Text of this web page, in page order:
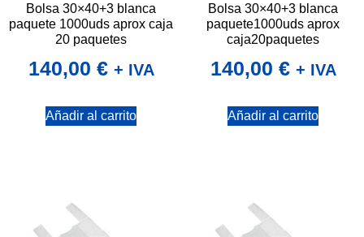
Bolsa 30×40+3 blanca
paquete 1000uds aprox caja
20 paquetes
140,00 € + IVA
Añadir al carrito
Bolsa 30×40+3 blanca
paquete1000uds aprox
caja20paquetes
140,00 € + IVA
Añadir al carrito